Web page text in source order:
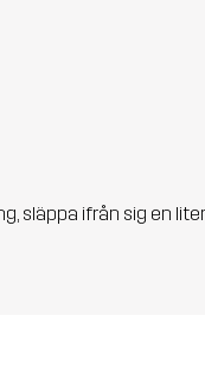
släppa ifrån sig en